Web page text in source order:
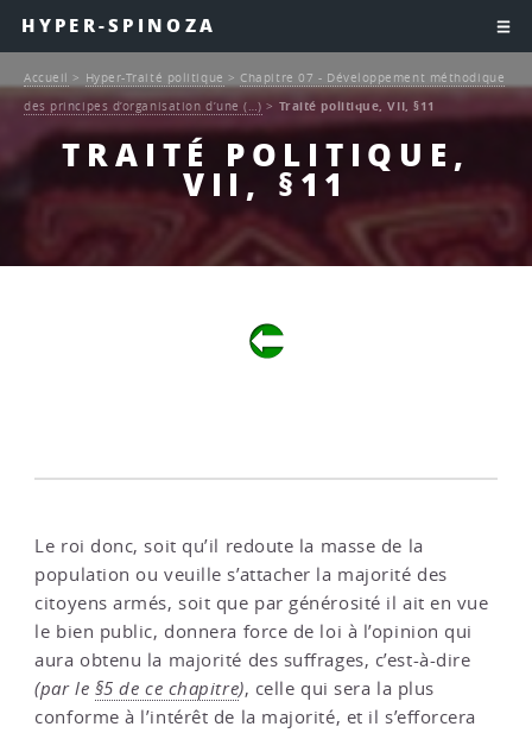
HYPER-SPINOZA
TRAITÉ POLITIQUE,
VII, §11
Accueil > Hyper-Traité politique > Chapitre 07 - Développement méthodique
des principes d’organisation d’une (…) > Traité politique, VII, §11
Le roi donc, soit qu’il redoute la masse de la
population ou veuille s’attacher la majorité des
citoyens armés, soit que par générosité il ait en vue
le bien public, donnera force de loi à l’opinion qui
aura obtenu la majorité des suffrages, c’est-à-dire
(par le §5 de ce chapitre), celle qui sera la plus
conforme à l’intérêt de la majorité, et il s’efforcera